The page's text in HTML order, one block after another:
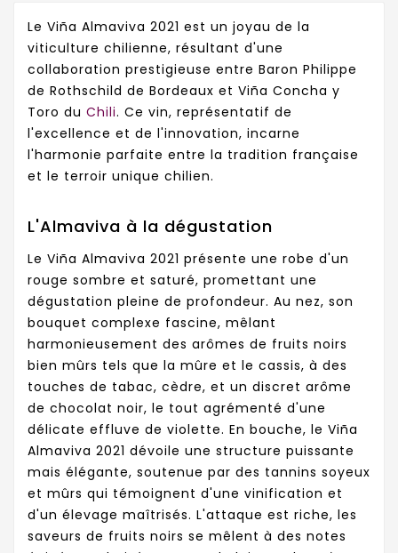
Le Viña Almaviva 2021 est un joyau de la
viticulture chilienne, résultant d'une
collaboration prestigieuse entre Baron Philippe
de Rothschild de Bordeaux et Viña Concha y
Toro du Chili. Ce vin, représentatif de
l'excellence et de l'innovation, incarne
l'harmonie parfaite entre la tradition française
et le terroir unique chilien.
L'Almaviva à la dégustation
Le Viña Almaviva 2021 présente une robe d'un
rouge sombre et saturé, promettant une
dégustation pleine de profondeur. Au nez, son
bouquet complexe fascine, mêlant
harmonieusement des arômes de fruits noirs
bien mûrs tels que la mûre et le cassis, à des
touches de tabac, cèdre, et un discret arôme
de chocolat noir, le tout agrémenté d'une
délicate effluve de violette. En bouche, le Viña
Almaviva 2021 dévoile une structure puissante
mais élégante, soutenue par des tannins soyeux
et mûrs qui témoignent d'une vinification et
d'un élevage maîtrisés. L'attaque est riche, les
saveurs de fruits noirs se mêlent à des notes